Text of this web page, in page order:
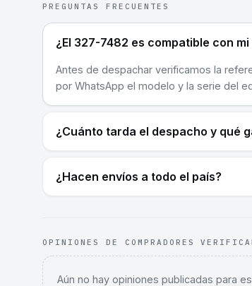
PREGUNTAS FRECUENTES
¿El 327-7482 es compatible con mi
Antes de despachar verificamos la
por WhatsApp el modelo y la serie del
¿Cuánto tarda el despacho y qué
¿Hacen envíos a todo el país?
OPINIONES DE COMPRADORES
Aún no hay opiniones publicadas para